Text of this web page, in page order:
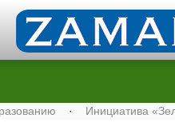
· Инициатива «Зелёная